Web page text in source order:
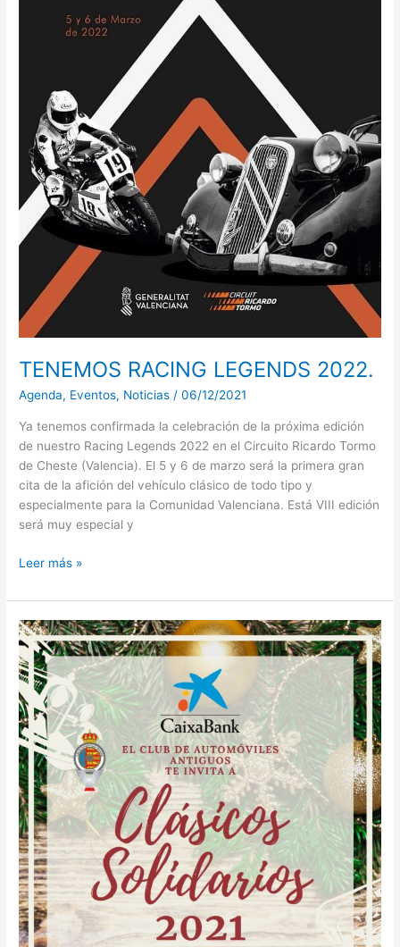
TENEMOS RACING LEGENDS 2022.
Agenda, Eventos, Noticias /06/12/2021
Ya tenemos confirmada la celebración de la próxima edición
de nuestro Racing Legends 2022 en el Circuito Ricardo Tormo
de Cheste (Valencia). El 5 y 6 de marzo será la primera gran
cita de la afición del vehículo clásico de todo tipo y
especialmente para la Comunidad Valenciana. Está VIII edición
será muy especial y
Leer más »
12/12/2021
CLÁSICOS
SOLIDARIOS
EN
FOIOS
(VALENCIA)